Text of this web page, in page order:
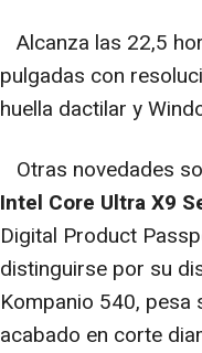
Alcanza las 22,5
pulgadas con
huella dactilar y
Otras novedades
Intel Core Ultra X9
Digital Product
distinguirse por su
Kompanio 540,
acabado en corte